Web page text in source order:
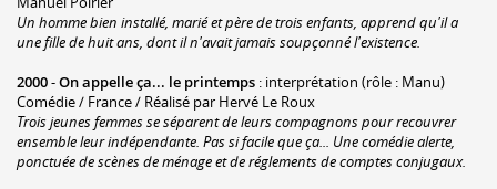
Un homme bien installé, marié et père de trois enfants, apprend qu'il a
une fille de huit ans, dont il n'avait jamais soupçonné l'existence.
2000-On appelle ça... le printemps : interprétation (rôle : Manu)
Comédie / France / Réalisé par Hervé Le Roux
Trois jeunes femmes se séparent de leurs compagnons pour recouvrer
ensemble leur indépendante. Pas si facile que ça... Une comédie alerte,
ponctuée de scènes de ménage et de réglements de comptes conjugaux.